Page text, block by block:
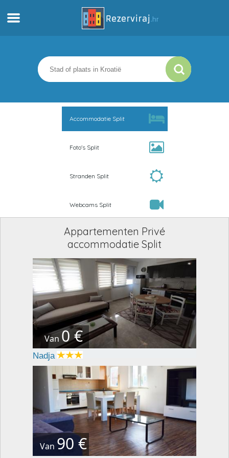
Appartementen
Toeristeninformatie
Accommodatie Split
Foto's Split
Stranden Split
Webcams Split
Appartementen Privé
accommodatie Split
Van 0 €
Nadja
Van 90 €